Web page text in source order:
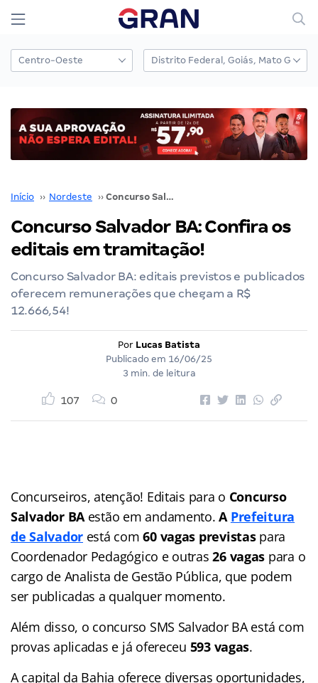
Início ›› Nordeste ›› Concurso Salvador BA: Confira os editais em tramitação!
Concurso Salvador BA: Confira os
editais em tramitação!
Concurso Salvador BA: editais previstos e publicados
oferecem remunerações que chegam a R$
12.666,54!
Por Lucas Batista
Publicado em 16/06/25
3 min. de leitura
107 0
Concurseiros, atenção! Editais para o Concurso
Salvador BAestão em andamento.A Prefeitura
de Salvador está com60 vagas previstaspara
Coordenador Pedagógico e outras26 vagas para o
cargo de Analista de Gestão Pública, que podem
ser publicadas a qualquer momento.
Além disso, o concurso SMS Salvador BA está com
provas aplicadas e já ofereceu 593 vagas.
A capital da Bahia oferece diversas oportunidades,